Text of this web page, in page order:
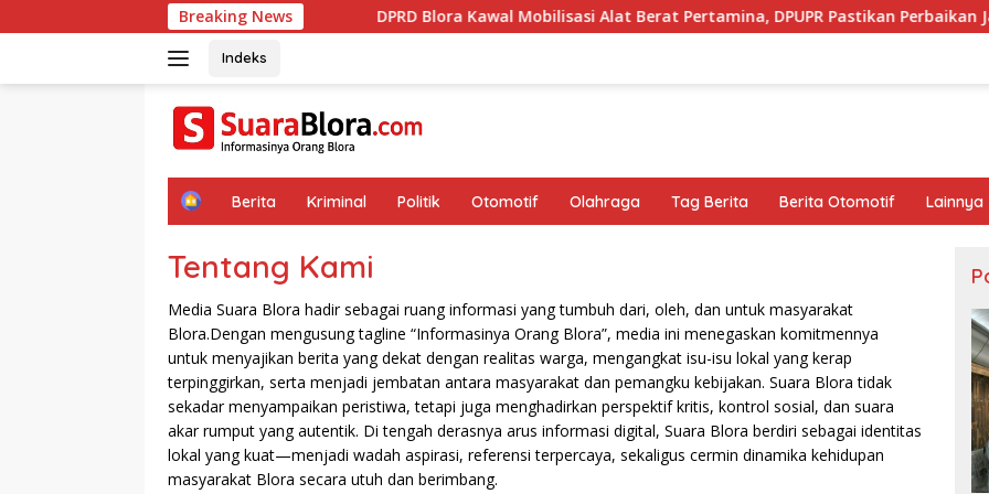
ke
Breaking News
DPRD Blora Kawal Mobilisasi Alat Berat Pertamina, DPUPR Pastikan Perbaikan Jalan dan
Indeks
H
e
Berita Kriminal Politik Otomotif Olahraga Tag Berita Berita Otomotif Lainnya
Tentang Kami
Media Suara Blora hadir sebagai ruang informasi yang tumbuh dari, oleh, dan untuk masyarakat
Blora.Dengan mengusung tagline “Informasinya Orang Blora”, media ini menegaskan komitmennya
untuk menyajikan berita yang dekat dengan realitas warga, mengangkat isu-isu lokal yang kerap
terpinggirkan, serta menjadi jembatan antara masyarakat dan pemangku kebijakan. Suara Blora tidak
sekadar menyampaikan peristiwa, tetapi juga menghadirkan perspektif kritis, kontrol sosial, dan suara
akar rumput yang autentik. Di tengah derasnya arus informasi digital, Suara Blora berdiri sebagai identitas
lokal yang kuat—menjadi wadah aspirasi, referensi terpercaya, sekaligus cermin dinamika kehidupan
masyarakat Blora secara utuh dan berimbang.